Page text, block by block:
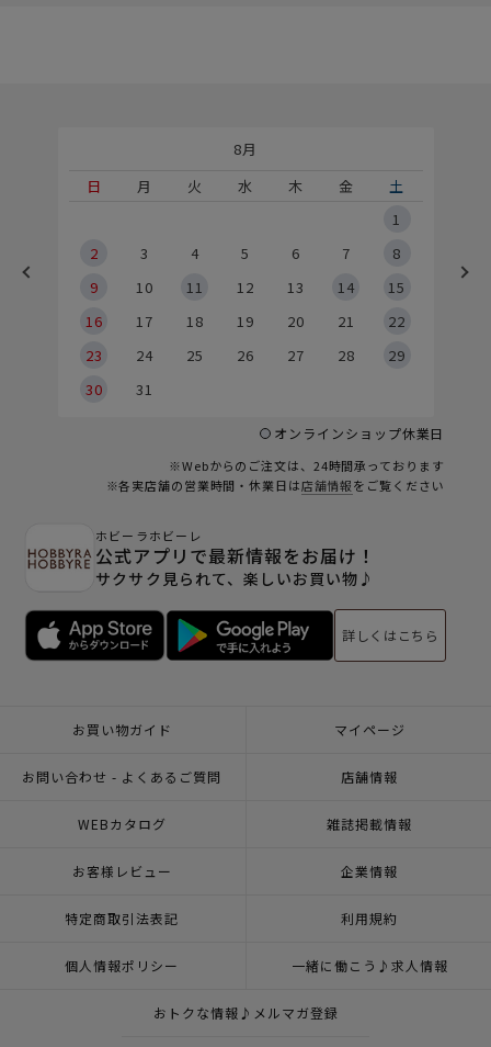
8月
日
月 火 水 木 金
土
1
2
3 4 5 6 7
8
9
10 11 12 13 14
15
16
17 18 19 20 21
22
23
24 25 26 27 28
29
30
31
オンラインショップ休業日
※Webからのご注文は、24時間承っております
※各実店舗の営業時間・休業日は店舗情報をご覧ください
ホビーラホビーレ
公式アプリで最新情報をお届け！
サクサク見られて、楽しいお買い物♪
詳しくはこちら
お買い物ガイド マイページ
お問い合わせ - よくあるご質問 店舗情報
WEBカタログ 雑誌掲載情報
お客様レビュー 企業情報
特定商取引法表記 利用規約
個人情報ポリシー 一緒に働こう♪求人情報
おトクな情報♪メルマガ登録